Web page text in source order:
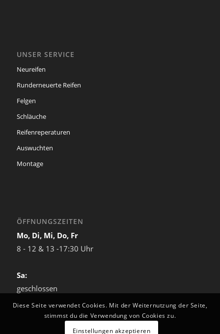
UNSER SERVICE
Neureifen
Runderneuerte Reifen
Felgen
Schläuche
Reifenreperaturen
Auswuchten
Montage
ÖFFNUNGSZEITEN
Mo, Di, Mi, Do, Fr
8 - 12 & 13 -17:30 Uhr
Sa:
geschlossen
Diese Seite verwendet Cookies. Mit der Weiternutzung der Seite,
stimmst du die Verwendung von Cookies zu.
Einstellungen akzeptieren